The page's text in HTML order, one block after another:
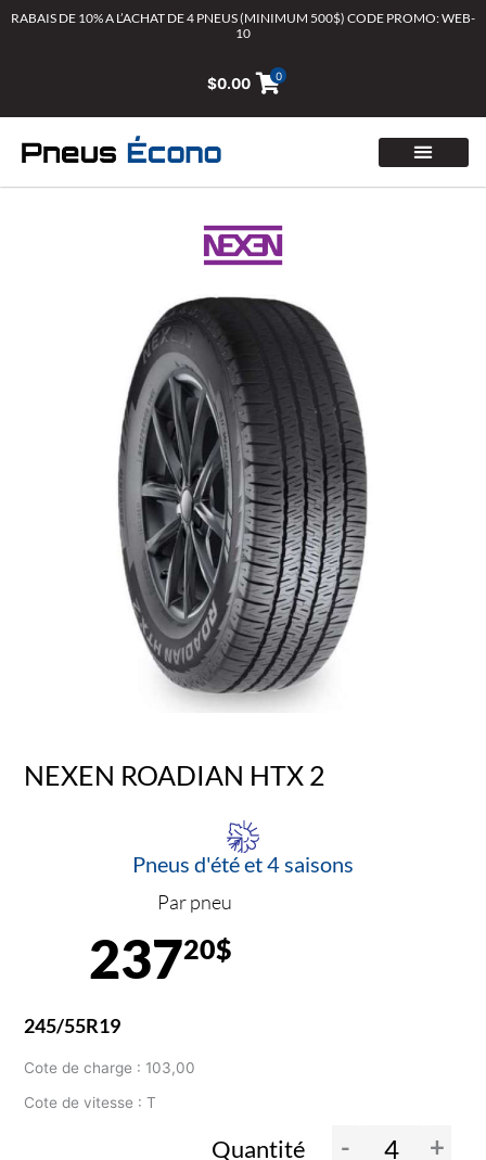
AllerRABAIS DE 10% A L’ACHAT DE 4 PNEUS (MINIMUM 500$) CODE PROMO: WEB-
10
$0.00 0
NEXEN ROADIAN HTX 2
Pneus d'été et 4 saisons
Par pneu
23720$
245/55R19
Cote de charge : 103,00
Cote de vitesse : T
Quantité - +